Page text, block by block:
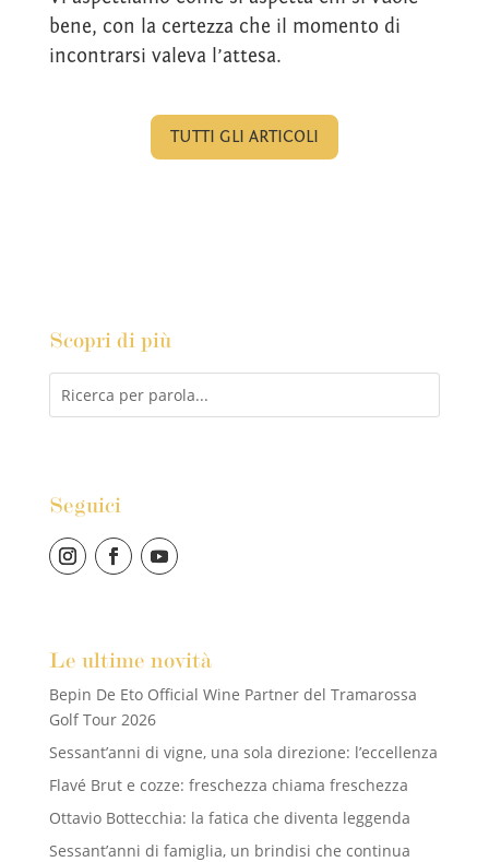
bene, con la certezza che il momento di
incontrarsi valeva l’attesa.
TUTTI GLI ARTICOLI
Scopri di più
Seguici
Le ultime novità
Bepin De Eto Official Wine Partner del Tramarossa
Golf Tour 2026
Sessant’anni di vigne, una sola direzione: l’eccellenza
Flavé Brut e cozze: freschezza chiama freschezza
Ottavio Bottecchia: la fatica che diventa leggenda
Sessant’anni di famiglia, un brindisi che continua